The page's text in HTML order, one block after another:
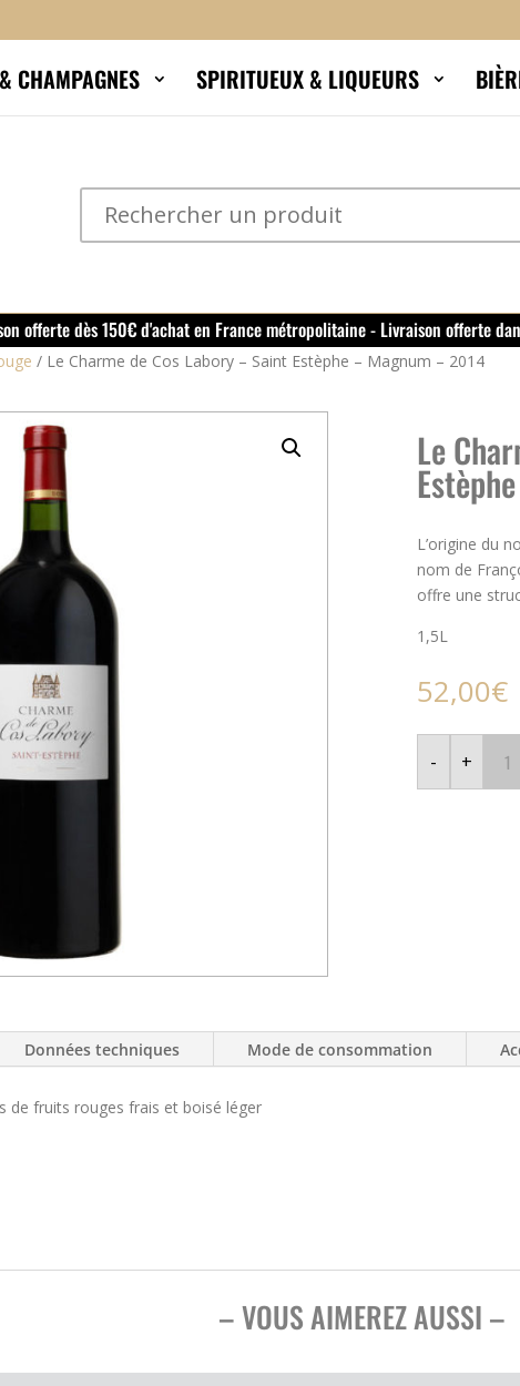
CHAMPAGNES SPIRITUEUX & LIQUEURS
offerte dès 150€ d'achat en France métropolitaine - Livraison offerte
/ Le Charme de Cos Labory – Saint Estèphe – Magnum – 2014
Le
L’origine du
nom de
offre une
1,5L
52,00€
- +
Données techniques Mode de consommation
de fruits rouges frais et boisé léger
– VOUS AIMEREZ AUSSI –